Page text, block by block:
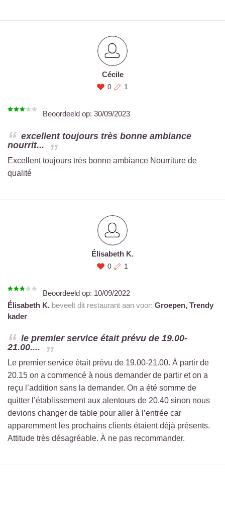
Cécile
0 1
Beoordeeld op: 30/09/2023
excellent toujours très bonne ambiance
nourrit...
Excellent toujours très bonne ambiance Nourriture de
qualité
Élisabeth K.
0 1
Beoordeeld op: 10/09/2022
Élisabeth K. beveelt dit restaurant aan voor: Groepen, Trendy
kader
le premier service était prévu de 19.00-
21.00....
Le premier service était prévu de 19.00-21.00. À partir de
20.15 on a commencé à nous demander de partir et on a
reçu l’addition sans la demander. On a été somme de
quitter l’établissement aux alentours de 20.40 sinon nous
devions changer de table pour aller à l’entrée car
apparemment les prochains clients étaient déjà présents.
Attitude très désagréable. À ne pas recommander.